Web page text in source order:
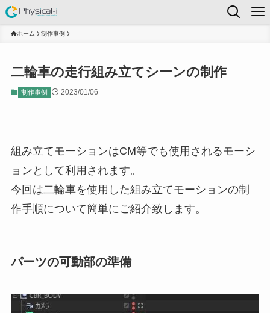
ホーム 制作事例
二輪車の走行組み立てシーンの制作
制作事例 2023/01/06
組み立てモーションはCM等でも使用されるモーシ
ョンとして利用されます。
今回は二輪車を使用した組み立てモーションの制
作手順について簡単にご紹介致します。
パーツの可動部の準備